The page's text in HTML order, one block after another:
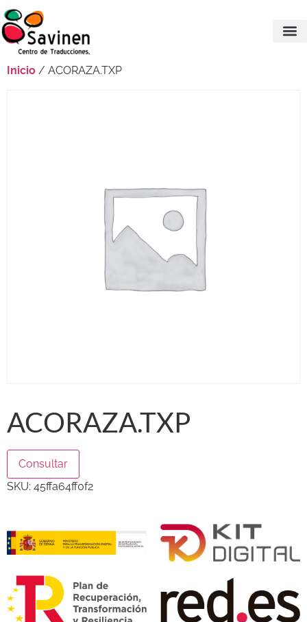
Inicio / ACORAZA.TXP
ACORAZA.TXP
Consultar
SKU: 45ffa64ff0f2